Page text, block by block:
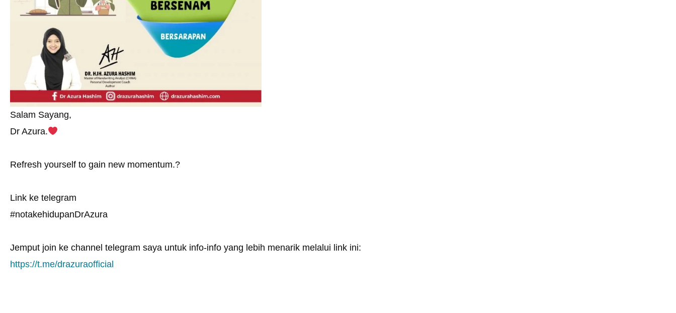
Salam Sayang,
Dr Azura.
Refresh yourself to gain new momentum.?
Link ke telegram
#notakehidupanDrAzura
Jemput join ke channel telegram saya untuk info-info yang lebih menarik melalui link ini:
https://t.me/drazuraofficial